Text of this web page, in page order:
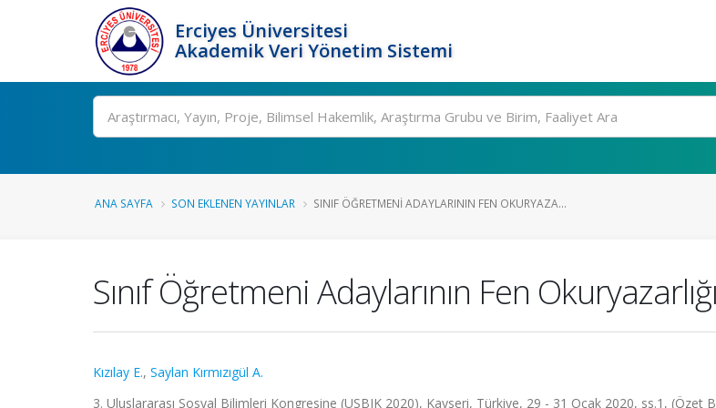
Erciyes Üniversitesi
Akademik Veri Yönetim Sistemi
Ara
ANA SAYFA SON EKLENEN YAYINLAR SINIF ÖĞRETMENI ADAYLARININ FEN OKURYAZA...
Sınıf Öğretmeni Adaylarının Fen
Kızılay E., Saylan Kırmızıgül A.
3. Uluslararası Sosyal Bilimleri Kongresine (USBIK 2020), Kayseri, Türkiye, 29 - 31 Ocak 2020, ss.1, (Özet